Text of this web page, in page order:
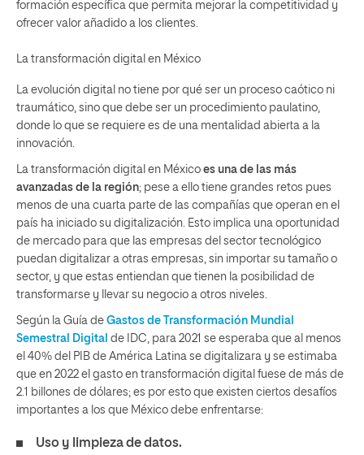
formación específica que permita mejorar la competitividad y
ofrecer valor añadido a los clientes.
La transformación digital en México
La evolución digital no tiene por qué ser un proceso caótico ni
traumático, sino que debe ser un procedimiento paulatino,
donde lo que se requiere es de una mentalidad abierta a la
innovación.
La transformación digital en México es una de las más
avanzadas de la región; pese a ello tiene grandes retos pues
menos de una cuarta parte de las compañías que operan en el
país ha iniciado su digitalización. Esto implica una oportunidad
de mercado para que las empresas del sector tecnológico
puedan digitalizar a otras empresas, sin importar su tamaño o
sector, y que estas entiendan que tienen la posibilidad de
transformarse y llevar su negocio a otros niveles.
Según la Guía de Gastos de Transformación Mundial
Semestral Digital de IDC , para 2021 se esperaba que al menos
el 40% del PIB de América Latina se digitalizara y se estimaba
que en 2022 el gasto en transformación digital fuese de más de
2.1 billones de dólares; es por esto que existen ciertos desafíos
importantes a los que México debe enfrentarse:
Uso y limpieza de datos.